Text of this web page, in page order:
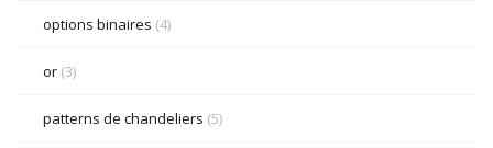
options binaires (4)
or (3)
patterns de chandeliers (5)